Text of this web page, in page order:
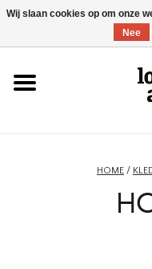
HOME
HOME /
Wij slaan cookies op om onze
Nee